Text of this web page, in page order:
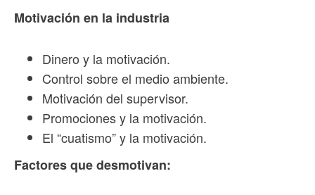
Motivación en la industria
Dinero y la motivación.
Control sobre el medio ambiente.
Motivación del supervisor.
Promociones y la motivación.
El “cuatismo” y la motivación.
Factores que desmotivan: